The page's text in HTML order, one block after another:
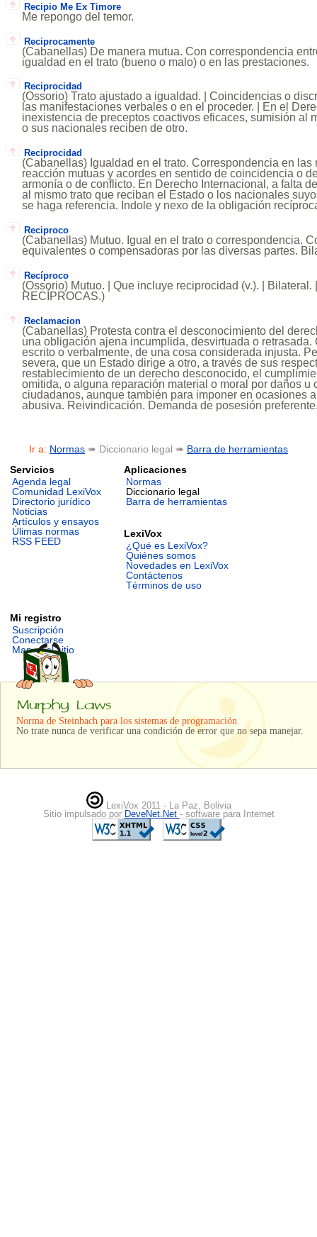
Recipio Me Ex Timore
Me repongo del temor.
Reciprocamente
(Cabanellas) De manera mutua. Con correspondencia
igualdad en el trato (bueno o malo) o en las prestaciones.
Reciprocidad
(Ossorio) Trato ajustado a igualdad. | Coincidencias o
las manifestaciones verbales o en el proceder. | En el
inexistencia de preceptos coactivos eficaces, sumisión al
o sus nacionales reciben de otro.
Reciprocidad
(Cabanellas) Igualdad en el trato. Correspondencia en las
reacción mutuas y acordes en sentido de coincidencia o
armonía o de conflicto. En Derecho Internacional, a falta
al mismo trato que reciban el Estado o los nacionales
se haga referencia. Indole y nexo de la obligación
Reciproco
(Cabanellas) Mutuo. Igual en el trato o correspondencia.
equivalentes o compensadoras por las diversas partes.
Recíproco
(Ossorio) Mutuo. | Que incluye reciprocidad (v.). | Bilateral.
RECÍPROCAS.)
Reclamacion
(Cabanellas) Protesta contra el desconocimiento del
una obligación ajena incumplida, desvirtuada o retrasada.
escrito o verbalmente, de una cosa considerada injusta.
severa, que un Estado dirige a otro, a través de sus
restablecimiento de un derecho desconocido, el
omitida, o alguna reparación material o moral por daños u
ciudadanos, aunque también para imponer en ocasiones
abusiva. Reivindicación. Demanda de posesión
Ir a: Normas ➠ Diccionario legal ➠ Barra de herramientas
Servicios
Agenda legal
Comunidad LexiVox
Directorio jurídico
Noticias
Artículos y ensayos
Úlimas normas
RSS FEED
Aplicaciones
Normas
Diccionario legal
Barra de herramientas
LexiVox
¿Qué es LexiVox?
Quiénes somos
Novedades en LexiVox
Contáctenos
Términos de uso
Mi registro
Suscripción
Conectarse
Mapa del sitio
Norma de Steinbach para los sistemas de programación
No trate nunca de verificar una condición de error que no sepa manejar.
LexiVox 2011 - La Paz, Bolivia
Sitio impulsado por DeveNet.Net - software para Internet